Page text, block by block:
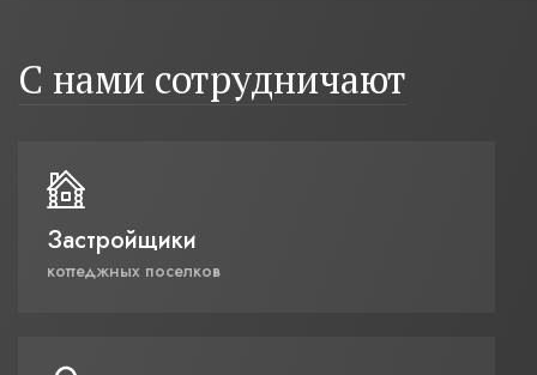
С нами сотрудничают
Застройщики
коттеджных поселков